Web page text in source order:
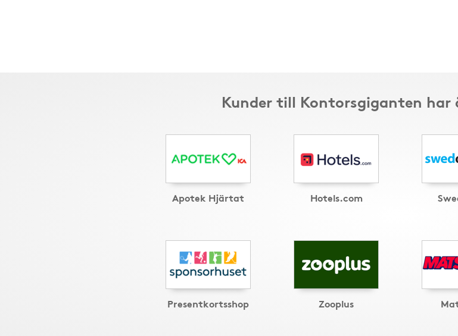
Kunder till Kontorsgiganten har
Apotek Hjärtat Hotels.com
Presentkortsshop Zooplus